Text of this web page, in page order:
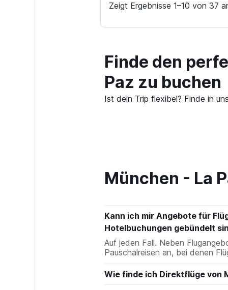
Zeigt Ergebnisse 1–10 von 37
Finde den
Paz zu buchen
Ist dein Trip flexibel? Finde in
München - La
Kann ich mir Angebote für
Hotelbuchungen gebündelt
Auf jeden Fall. Neben
Pauschalreisen an, bei denen
Wie finde ich Direktflüge von